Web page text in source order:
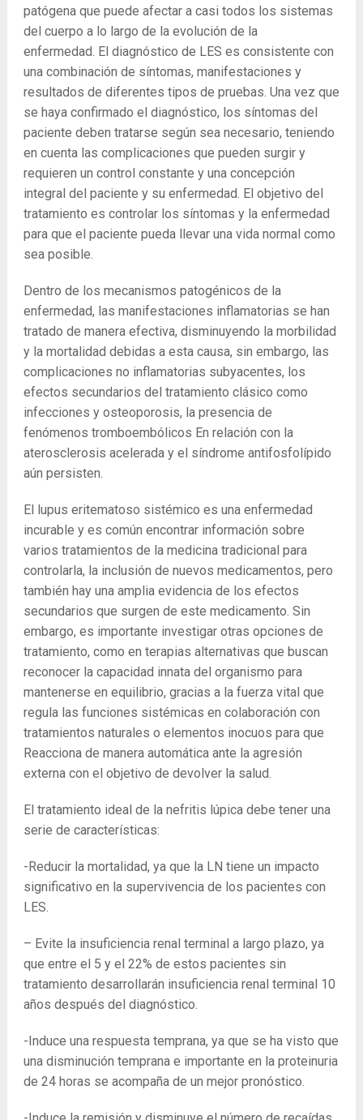
patógena que puede afectar a casi todos los sistemas
del cuerpo a lo largo de la evolución de la
enfermedad. El diagnóstico de LES es consistente con
una combinación de síntomas, manifestaciones y
resultados de diferentes tipos de pruebas. Una vez que
se haya confirmado el diagnóstico, los síntomas del
paciente deben tratarse según sea necesario, teniendo
en cuenta las complicaciones que pueden surgir y
requieren un control constante y una concepción
integral del paciente y su enfermedad. El objetivo del
tratamiento es controlar los síntomas y la enfermedad
para que el paciente pueda llevar una vida normal como
sea posible.
Dentro de los mecanismos patogénicos de la
enfermedad, las manifestaciones inflamatorias se han
tratado de manera efectiva, disminuyendo la morbilidad
y la mortalidad debidas a esta causa, sin embargo, las
complicaciones no inflamatorias subyacentes, los
efectos secundarios del tratamiento clásico como
infecciones y osteoporosis, la presencia de
fenómenos tromboembólicos En relación con la
aterosclerosis acelerada y el síndrome antifosfolípido
aún persisten.
El lupus eritematoso sistémico es una enfermedad
incurable y es común encontrar información sobre
varios tratamientos de la medicina tradicional para
controlarla, la inclusión de nuevos medicamentos, pero
también hay una amplia evidencia de los efectos
secundarios que surgen de este medicamento. Sin
embargo, es importante investigar otras opciones de
tratamiento, como en terapias alternativas que buscan
reconocer la capacidad innata del organismo para
mantenerse en equilibrio, gracias a la fuerza vital que
regula las funciones sistémicas en colaboración con
tratamientos naturales o elementos inocuos para que
Reacciona de manera automática ante la agresión
externa con el objetivo de devolver la salud.
El tratamiento ideal de la nefritis lúpica debe tener una
serie de características:
-Reducir la mortalidad, ya que la LN tiene un impacto
significativo en la supervivencia de los pacientes con
LES.
– Evite la insuficiencia renal terminal a largo plazo, ya
que entre el 5 y el 22% de estos pacientes sin
tratamiento desarrollarán insuficiencia renal terminal 10
años después del diagnóstico.
-Induce una respuesta temprana, ya que se ha visto que
una disminución temprana e importante en la proteinuria
de 24 horas se acompaña de un mejor pronóstico.